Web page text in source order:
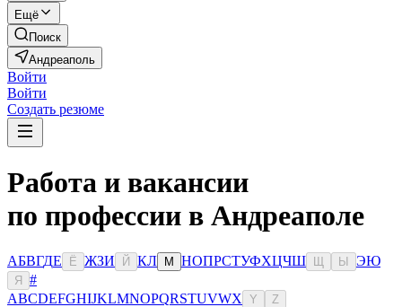
Ещё
Поиск
Андреаполь
Войти
Войти
Создать резюме
Работа и вакансии
по профессии в Андреаполе
АБВГДЕ Ё ЖЗИ Й КЛ М НОПРСТУФХЦЧШ Ы ЭЮ
Я
#
ABCDEFGHIJKLMNOPQRSTUVWX Y Z